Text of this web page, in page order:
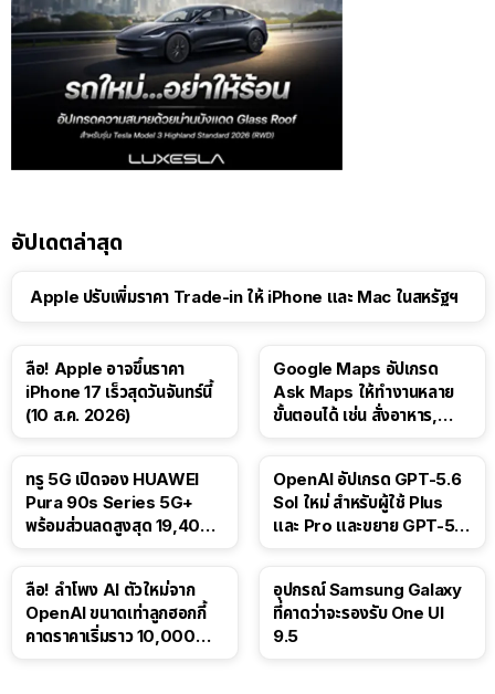
อัปเดตล่าสุด
Apple ปรับเพิ่มราคา Trade-in ให้ iPhone และ Mac ในสหรัฐฯ
ลือ! Apple อาจขึ้นราคา
iPhone 17 เร็วสุดวันจันทร์นี้
(10 ส.ค. 2026)
Google Maps อัปเกรด
Ask Maps ให้ทำงานหลาย
ขั้นตอนได้ เช่น สั่งอาหาร,
ทรู 5G เปิดจอง HUAWEI
Pura 90s Series 5G+
พร้อมส่วนลดสูงสุด 19,400
OpenAI อัปเกรด GPT-5.6
Sol ใหม่ สำหรับผู้ใช้ Plus
และ Pro และขยาย GPT-5.6
ลือ! ลำโพง AI ตัวใหม่จาก
OpenAI ขนาดเท่าลูกฮอกกี้
คาดราคาเริ่มราว 10,000
อุปกรณ์ Samsung Galaxy
ที่คาดว่าจะรองรับ One UI
9.5